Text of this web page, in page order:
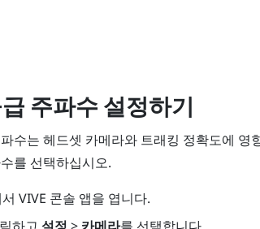
주파수 설정하기
수는 헤드셋 카메라와 트래킹 정확도에 영
를 선택하십시오.
VIVE 콘솔 앱을 엽니다.